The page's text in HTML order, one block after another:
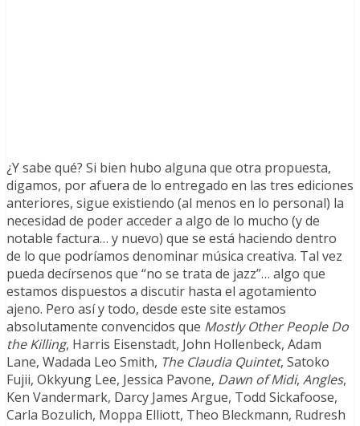
¿Y sabe qué? Si bien hubo alguna que otra propuesta,
digamos, por afuera de lo entregado en las tres ediciones
anteriores, sigue existiendo (al menos en lo personal) la
necesidad de poder acceder a algo de lo mucho (y de
notable factura… y nuevo) que se está haciendo dentro
de lo que podríamos denominar música creativa. Tal vez
pueda decírsenos que “no se trata de jazz”… algo que
estamos dispuestos a discutir hasta el agotamiento
ajeno. Pero así y todo, desde este site estamos
absolutamente convencidos que Mostly Other People Do
the Killing, Harris Eisenstadt, John Hollenbeck, Adam
Lane, Wadada Leo Smith, The Claudia Quintet, Satoko
Fujii, Okkyung Lee, Jessica Pavone, Dawn of Midi, Angles,
Ken Vandermark, Darcy James Argue, Todd Sickafoose,
Carla Bozulich, Moppa Elliott, Theo Bleckmann, Rudresh